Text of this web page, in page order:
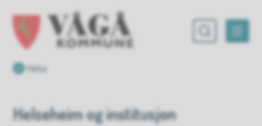
Du er her:
Helse
Helseheim og institusjon